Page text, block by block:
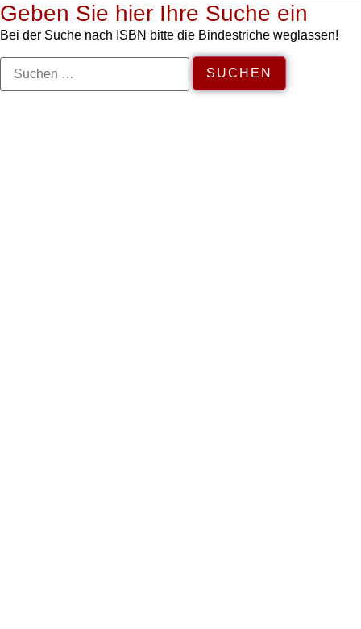
Geben Sie hier Ihre Suche ein
Bei der Suche nach ISBN bitte die Bindestriche weglassen!